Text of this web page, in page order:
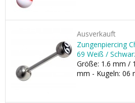
Ausverkauft
Zungenpiercing
69 Weiß /
Größe: 1.6 mm /
mm - Kugeln: 06